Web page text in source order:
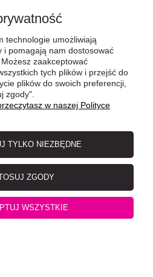
Odkłaczająca, Skutecznie
technologie umożliwiają
i pomagają nam dostosować
zaakceptować
tych plików i przejść do
plików do swoich preferencji,
zgody".
w naszej Polityce
TYLKO NIEZBĘDNE
ZGODY
WSZYSTKIE